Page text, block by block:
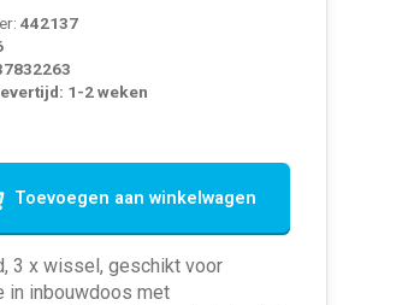
442137
1-2 weken
Toevoegen aan winkelwagen
3 x wissel, geschikt voor
in inbouwdoos met